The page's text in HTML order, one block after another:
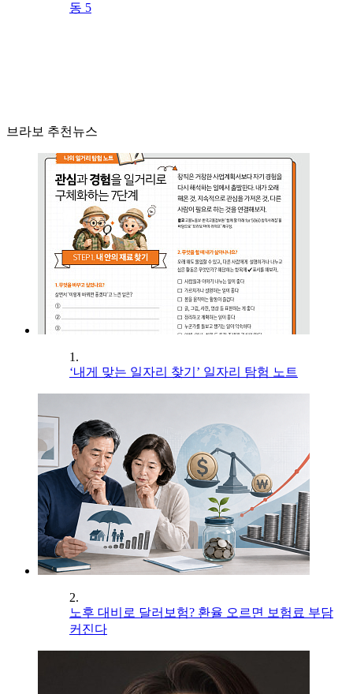
동 5
브라보 추천뉴스
1.
‘내게 맞는 일자리 찾기’ 일자리 탐험 노트
2.
노후 대비로 달러보험? 환율 오르면 보험료 부담
커진다